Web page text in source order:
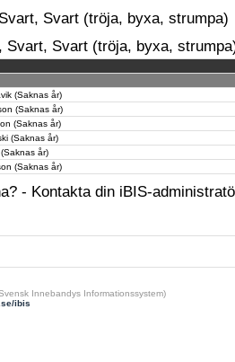
Svart (tröja, byxa, strumpa)
Svart, Svart (tröja, byxa,
(Saknas år)
(Saknas år)
(Saknas år)
(Saknas år)
år)
(Saknas år)
- Kontakta din iBIS-
Innebandys Informationssystem)
ibis